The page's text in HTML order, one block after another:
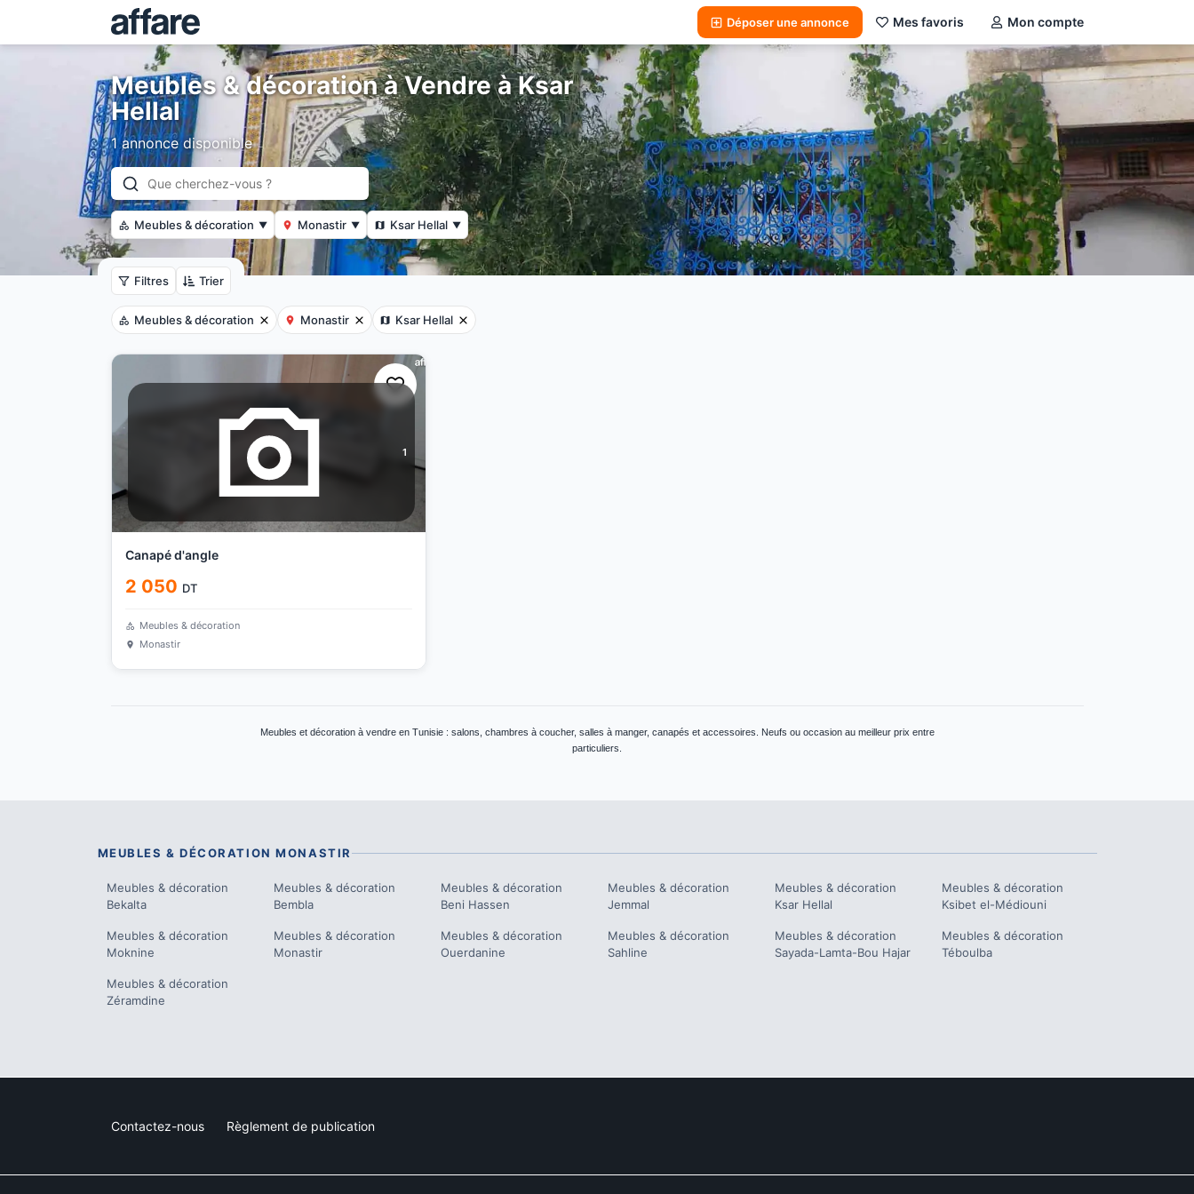
Déposer une annonce Mes favoris Mon compte
Meubles & décoration à Vendre à Ksar
Hellal
1 annonce disponible
Meubles & décoration ▼ Monastir ▼ Ksar Hellal ▼
Filtres Trier
Meubles & décoration Monastir Ksar Hellal
1
Canapé d'angle
2 050 DT
Meubles & décoration
Monastir
Meubles et décoration à vendre en Tunisie : salons, chambres à coucher, salles à manger, canapés et accessoires. Neufs ou occasion au meilleur prix entre
particuliers.
MEUBLES & DÉCORATION MONASTIR
Meubles & décoration
Bekalta
Meubles & décoration
Bembla
Meubles & décoration
Beni Hassen
Meubles & décoration
Jemmal
Meubles & décoration
Ksar Hellal
Meubles & décoration
Ksibet el-Médiouni
Meubles & décoration
Moknine
Meubles & décoration
Monastir
Meubles & décoration
Ouerdanine
Meubles & décoration
Sahline
Meubles & décoration
Sayada-Lamta-Bou Hajar
Meubles & décoration
Téboulba
Meubles & décoration
Zéramdine
Contactez-nous Règlement de publication